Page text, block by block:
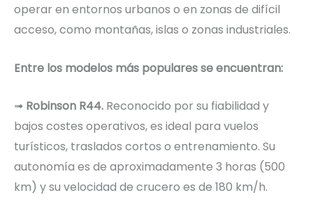
operar en entornos urbanos o en zonas de difícil
acceso, como montañas, islas o zonas industriales.
Entre los modelos más populares se encuentran:
➟ Robinson R44. Reconocido por su fiabilidad y
bajos costes operativos, es ideal para vuelos
turísticos, traslados cortos o entrenamiento. Su
autonomía es de aproximadamente 3 horas (500
km) y su velocidad de crucero es de 180 km/h.